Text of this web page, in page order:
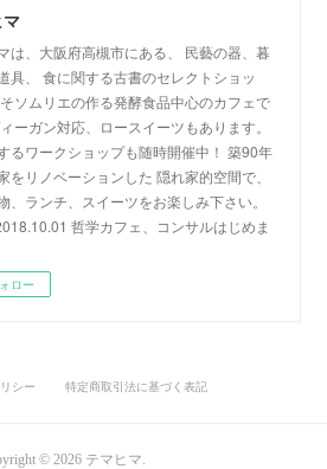
は、大阪府高槻市にある、 民藝の器、暮
具、 食に関する古書のセレクトショッ
ソムリエの作る発酵食品中心のカフェで
ーガン対応、ロースイーツもあります。
るワークショップも随時開催中！ 築90年
をリノベーションした 隠れ家的空間で、
、ランチ、スイーツをお楽しみ下さい。
哲学カフェ、コンサルはじめま
ロー
シー 特定商取引法に基づく表記
© 2026 テマヒマ.